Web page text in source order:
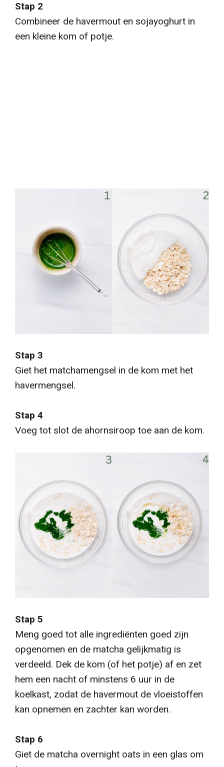
Stap 2
Combineer de havermout en sojayoghurt in
een kleine kom of potje.
Stap 3
Giet het matchamengsel in de kom met het
havermengsel.
Stap 4
Voeg tot slot de ahornsiroop toe aan de kom.
Stap 5
Meng goed tot alle ingrediënten goed zijn
opgenomen en de matcha gelijkmatig is
verdeeld. Dek de kom (of het potje) af en zet
hem een nacht of minstens 6 uur in de
koelkast, zodat de havermout de vloeistoffen
kan opnemen en zachter kan worden.
Stap 6
Giet de matcha overnight oats in een glas om